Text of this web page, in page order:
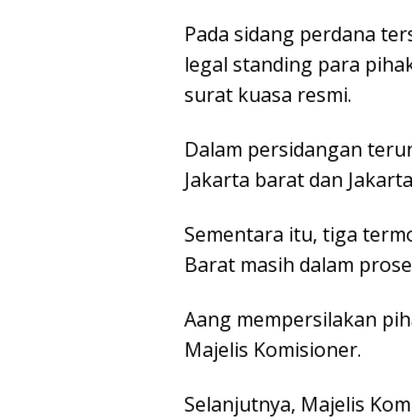
Pada sidang perdana
legal standing para
surat kuasa resmi.
Dalam persidangan
Jakarta barat dan
Sementara itu, tiga
Barat masih dalam
Aang mempersilakan
Majelis Komisioner.
Selanjutnya, Majelis